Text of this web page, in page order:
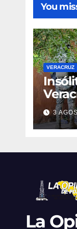
You
VERACRUZ
cateo
3
La